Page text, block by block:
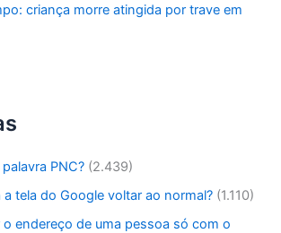
criança morre atingida por trave em
PNC? (2.439)
tela do Google voltar ao normal? (1.110)
endereço de uma pessoa só com o